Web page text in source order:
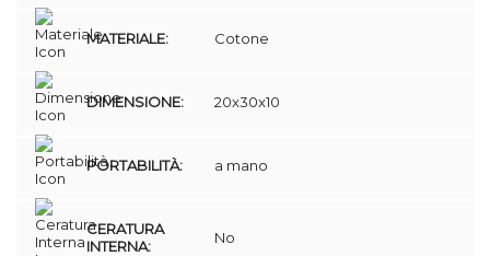
MATERIALE: Cotone
DIMENSIONE: 20x30x10
PORTABILITÀ: a mano
CERATURA
INTERNA:
No